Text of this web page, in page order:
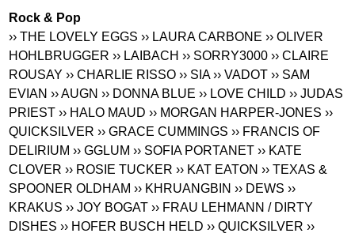
Rock & Pop
›› THE LOVELY EGGS ›› LAURA CARBONE ›› OLIVER
HOHLBRUGGER ›› LAIBACH ›› SORRY3000 ›› CLAIRE
ROUSAY ›› CHARLIE RISSO ›› SIA ›› VADOT ›› SAM
EVIAN ›› AUGN ›› DONNA BLUE ›› LOVE CHILD ›› JUDAS
PRIEST ›› HALO MAUD ›› MORGAN HARPER-JONES ››
QUICKSILVER ›› GRACE CUMMINGS ›› FRANCIS OF
DELIRIUM ›› GGLUM ›› SOFIA PORTANET ›› KATE
CLOVER ›› ROSIE TUCKER ›› KAT EATON ›› TEXAS &
SPOONER OLDHAM ›› KHRUANGBIN ›› DEWS ››
KRAKUS ›› JOY BOGAT ›› FRAU LEHMANN / DIRTY
DISHES ›› HOFER BUSCH HELD ›› QUICKSILVER ››